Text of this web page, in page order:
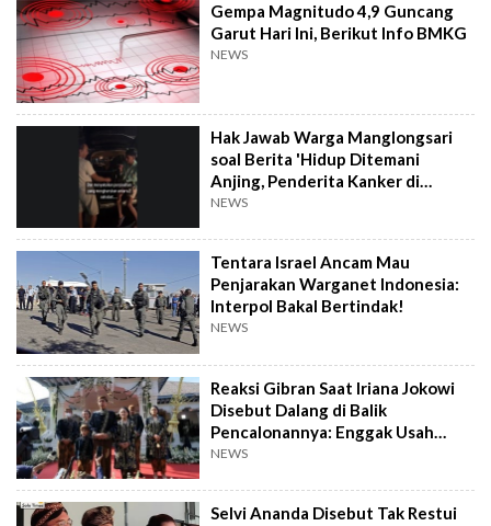
Gempa Magnitudo 4,9 Guncang
Garut Hari Ini, Berikut Info BMKG
NEWS
Hak Jawab Warga Manglongsari
soal Berita 'Hidup Ditemani
Anjing, Penderita Kanker di
Wonosobo Diamuk Warga'
NEWS
Tentara Israel Ancam Mau
Penjarakan Warganet Indonesia:
Interpol Bakal Bertindak!
NEWS
Reaksi Gibran Saat Iriana Jokowi
Disebut Dalang di Balik
Pencalonannya: Enggak Usah
Dibesar-besarkan
NEWS
Selvi Ananda Disebut Tak Restui